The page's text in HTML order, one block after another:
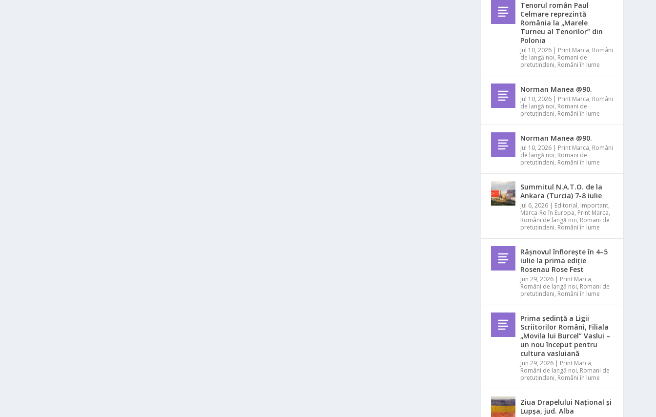
Tenorul român Paul
Celmare reprezintă
România la „Marele
Turneu al Tenorilor” din
Polonia
Jul 10, 2026 | Print Marca, Români
de langă noi, Romani de
pretutindeni, Români în lume
Norman Manea @90.
Jul 10, 2026 | Print Marca, Români
de langă noi, Romani de
pretutindeni, Români în lume
Norman Manea @90.
Jul 10, 2026 | Print Marca, Români
de langă noi, Romani de
pretutindeni, Români în lume
Summitul N.A.T.O. de la
Ankara (Turcia) 7-8 iulie
Jul 6, 2026 | Editorial, Important,
Marca-Ro în Europa, Print Marca,
Români de langă noi, Romani de
pretutindeni, Români în lume
Râșnovul înflorește în 4–5
iulie la prima ediție
Rosenau Rose Fest
Jun 29, 2026 | Print Marca,
Români de langă noi, Romani de
pretutindeni, Români în lume
Prima ședință a Ligii
Scriitorilor Români, Filiala
„Movila lui Burcel” Vaslui –
un nou început pentru
cultura vasluiană
Jun 29, 2026 | Print Marca,
Români de langă noi, Romani de
pretutindeni, Români în lume
Ziua Drapelului Național și
Lupșa, jud. Alba